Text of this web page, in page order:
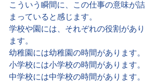
こういう瞬間に、この仕事の意味が詰
まっていると感じます。
学校や園には、それぞれの役割があり
ます。
幼稚園には幼稚園の時間があります。
小学校には小学校の時間があります。
中学校には中学校の時間があります。